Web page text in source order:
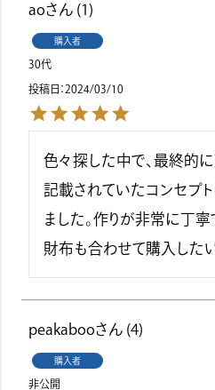
ao 1
購入者
30代
投稿日 2024/03/10
色々探した中で、最終的
記載されていたコンセプ
ました。作りが非常に丁寧
peakaboo 4
購入者
非公開